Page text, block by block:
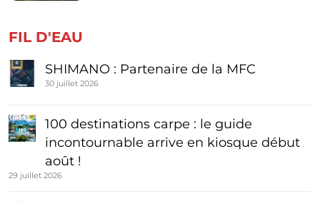
FIL D'EAU
SHIMANO : Partenaire de la MFC
30 juillet 2026
100 destinations carpe : le guide
incontournable arrive en kiosque début
août !
29 juillet 2026